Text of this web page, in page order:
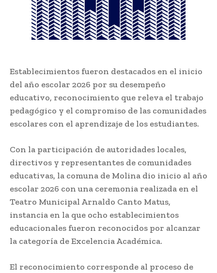
Establecimientos fueron destacados en el inicio
del año escolar 2026 por su desempeño
educativo, reconocimiento que releva el trabajo
pedagógico y el compromiso de las comunidades
escolares con el aprendizaje de los estudiantes.
Con la participación de autoridades locales,
directivos y representantes de comunidades
educativas, la comuna de Molina dio inicio al año
escolar 2026 con una ceremonia realizada en el
Teatro Municipal Arnaldo Canto Matus,
instancia en la que ocho establecimientos
educacionales fueron reconocidos por alcanzar
la categoría de Excelencia Académica.
El reconocimiento corresponde al proceso de